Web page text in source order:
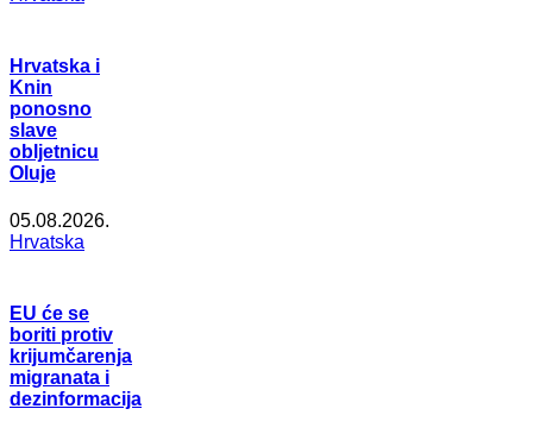
Hrvatska i
Knin
ponosno
slave
obljetnicu
Oluje
05.08.2026.
Hrvatska
EU će se
boriti protiv
krijumčarenja
migranata i
dezinformacija